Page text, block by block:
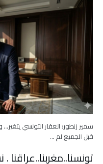
سمير زنطور: العقار التونسي
قبل الجميع لم …